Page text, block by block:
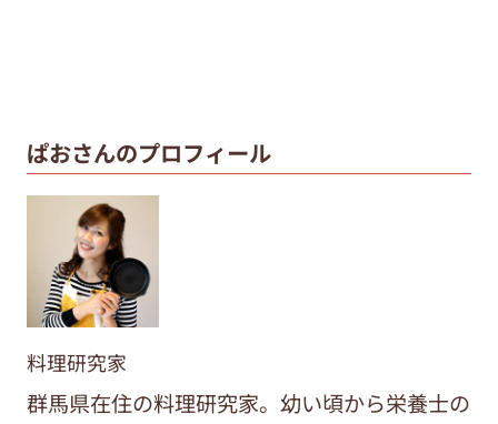
ぱおさんのプロフィール
料理研究家
群馬県在住の料理研究家。幼い頃から栄養士の